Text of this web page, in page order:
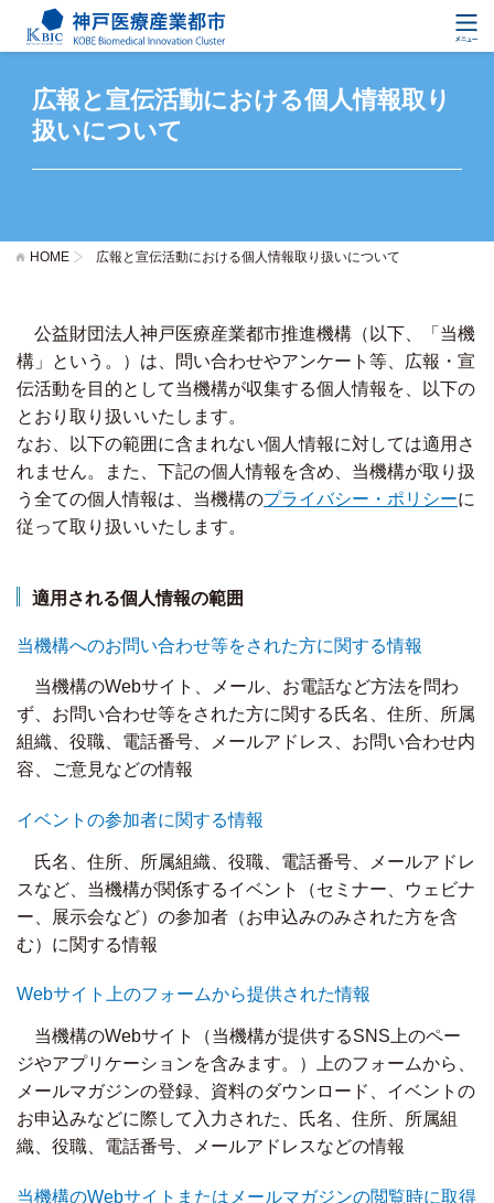
広報と宣伝活動における個人情報取り
扱いについて
HOME 広報と宣伝活動における個人情報取り扱いについて
公益財団法人神戸医療産業都市推進機構（以下、「当機
構」という。）は、問い合わせやアンケート等、広報・宣
伝活動を目的として当機構が収集する個人情報を、以下の
とおり取り扱いいたします。
なお、以下の範囲に含まれない個人情報に対しては適用さ
れません。また、下記の個人情報を含め、当機構が取り扱
う全ての個人情報は、当機構のプライバシー・ポリシーに
従って取り扱いいたします。
適用される個人情報の範囲
当機構へのお問い合わせ等をされた方に関する情報
当機構のWebサイト、メール、お電話など方法を問わ
ず、お問い合わせ等をされた方に関する氏名、住所、所属
組織、役職、電話番号、メールアドレス、お問い合わせ内
容、ご意見などの情報
イベントの参加者に関する情報
氏名、住所、所属組織、役職、電話番号、メールアドレ
スなど、当機構が関係するイベント（セミナー、ウェビナ
ー、展示会など）の参加者（お申込みのみされた方を含
む）に関する情報
Webサイト上のフォームから提供された情報
当機構のWebサイト（当機構が提供するSNS上のペー
ジやアプリケーションを含みます。）上のフォームから、
メールマガジンの登録、資料のダウンロード、イベントの
お申込みなどに際して入力された、氏名、住所、所属組
織、役職、電話番号、メールアドレスなどの情報
当機構のWebサイトまたはメールマガジンの閲覧時に取得